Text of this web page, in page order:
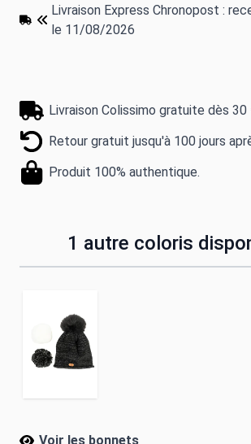
Livraison Express Chronopost :
le 11/08/2026
Livraison Colissimo gratuite dès 30
Retour gratuit jusqu'à 100 jours
Produit 100% authentique.
1 autre coloris
Voir les bonnets